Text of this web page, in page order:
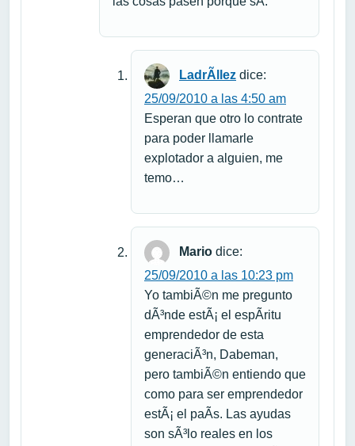
LadrÃ­llez dice:
25/09/2010 a las 4:50 am
Esperan que otro lo contrate
para poder llamarle
explotador a alguien, me
temo…
Mario dice:
25/09/2010 a las 10:23 pm
Yo tambiÃ©n me pregunto
dÃ³nde estÃ¡ el espÃ­ritu
emprendedor de esta
generaciÃ³n, Dabeman,
pero tambiÃ©n entiendo que
como para ser emprendedor
estÃ¡ el paÃ­s. Las ayudas
son sÃ³lo reales en los